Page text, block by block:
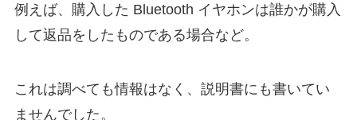
例えば、購入した Bluetooth イヤホンは誰かが購入
して返品をしたものである場合など。
これは調べても情報はなく、説明書にも書いてい
ませんでした。